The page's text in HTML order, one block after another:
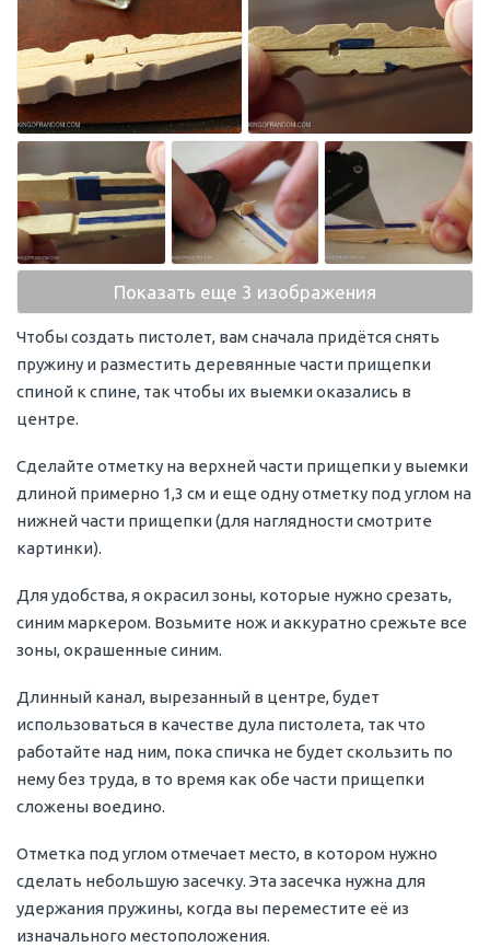
Показать еще 3 изображения
Чтобы создать пистолет, вам сначала придётся снять
пружину и разместить деревянные части прищепки
спиной к спине, так чтобы их выемки оказались в
центре.
Сделайте отметку на верхней части прищепки у выемки
длиной примерно 1,3 см и еще одну отметку под углом на
нижней части прищепки (для наглядности смотрите
картинки).
Для удобства, я окрасил зоны, которые нужно срезать,
синим маркером. Возьмите нож и аккуратно срежьте все
зоны, окрашенные синим.
Длинный канал, вырезанный в центре, будет
использоваться в качестве дула пистолета, так что
работайте над ним, пока спичка не будет скользить по
нему без труда, в то время как обе части прищепки
сложены воедино.
Отметка под углом отмечает место, в котором нужно
сделать небольшую засечку. Эта засечка нужна для
удержания пружины, когда вы переместите её из
изначального местоположения.